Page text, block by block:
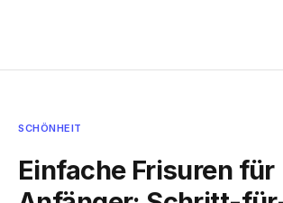
SCHÖNHEIT
Einfache Frisuren für